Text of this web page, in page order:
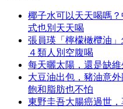
椰子水可以天天喝嗎
式也別天天喝
張員瑛「檸檬橄欖油
４類人別空腹喝
每天曬太陽，還是缺
大豆油出包，豬油意
飽和脂肪也不怕
東野圭吾大腸癌過世